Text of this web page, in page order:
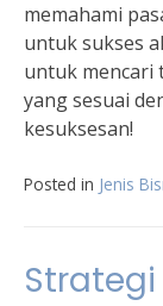
memahami
untuk sukses
untuk mencari
yang sesuai
kesuksesan!
Posted in Jenis